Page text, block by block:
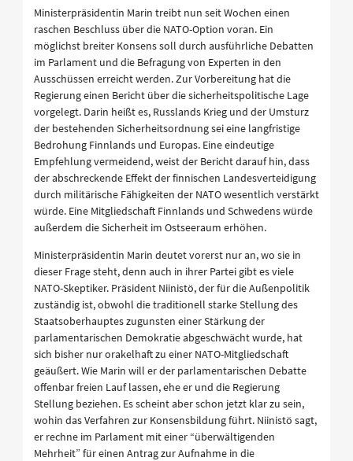
Ministerpräsidentin Marin treibt nun seit Wochen einen
raschen Beschluss über die NATO-Option voran. Ein
möglichst breiter Konsens soll durch ausführliche Debatten
im Parlament und die Befragung von Experten in den
Ausschüssen erreicht werden. Zur Vorbereitung hat die
Regierung einen Bericht über die sicherheitspolitische Lage
vorgelegt. Darin heißt es, Russlands Krieg und der Umsturz
der bestehenden Sicherheitsordnung sei eine langfristige
Bedrohung Finnlands und Europas. Eine eindeutige
Empfehlung vermeidend, weist der Bericht darauf hin, dass
der abschreckende Effekt der finnischen Landesverteidigung
durch militärische Fähigkeiten der NATO wesentlich verstärkt
würde. Eine Mitgliedschaft Finnlands und Schwedens würde
außerdem die Sicherheit im Ostseeraum erhöhen.
Ministerpräsidentin Marin deutet vorerst nur an, wo sie in
dieser Frage steht, denn auch in ihrer Partei gibt es viele
NATO-Skeptiker. Präsident Niinistö, der für die Außenpolitik
zuständig ist, obwohl die traditionell starke Stellung des
Staatsoberhauptes zugunsten einer Stärkung der
parlamentarischen Demokratie abgeschwächt wurde, hat
sich bisher nur orakelhaft zu einer NATO-Mitgliedschaft
geäußert. Wie Marin will er der parlamentarischen Debatte
offenbar freien Lauf lassen, ehe er und die Regierung
Stellung beziehen. Es scheint aber schon jetzt klar zu sein,
wohin das Verfahren zur Konsensbildung führt. Niinistö sagt,
er rechne im Parlament mit einer “überwältigenden
Mehrheit” für einen Antrag zur Aufnahme in die